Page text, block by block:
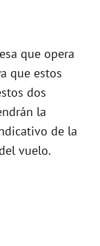
que opera
que estos
dos
la
de la
vuelo.